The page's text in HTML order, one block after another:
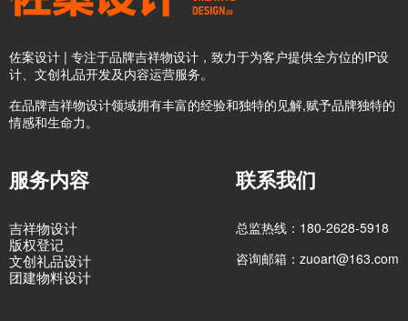
佐案设计 | 专注于品牌吉祥物设计，致力于为客户提供全方位的IP设
计、文创礼品开发及内容运营服务。
在品牌吉祥物设计领域拥有丰富的经验和独特的见解,赋予品牌独特的
情感和生命力。
服务内容
吉祥物设计
版权登记
文创礼品设计
团建物料设计
联系我们
总监热线：180-2628-5918
咨询邮箱：zuoart@163.com